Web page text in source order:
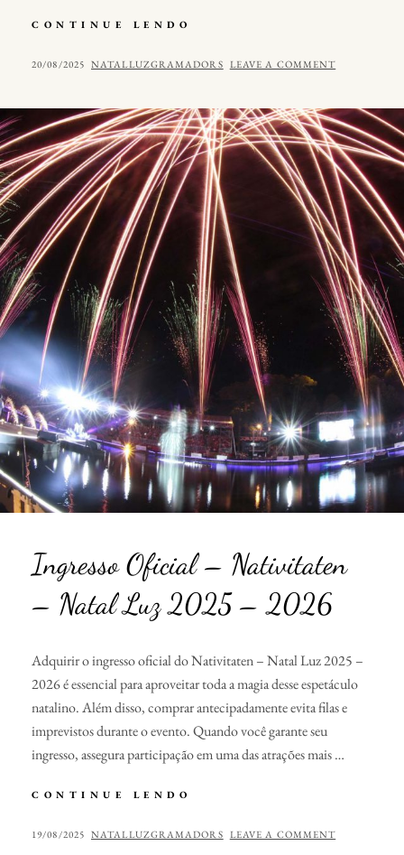
CONTINUE LENDO
PERÍODO
LUZ
DE
GRAMADO?
POSTED
20/08/2025 BY
NATALLUZGRAMADORS LEAVE A COMMENT
Ingresso Oficial – Nativitaten
– Natal Luz 2025 – 2026
Adquirir o ingresso oficial do Nativitaten – Natal Luz 2025 –
2026 é essencial para aproveitar toda a magia desse espetáculo
natalino. Além disso, comprar antecipadamente evita filas e
imprevistos durante o evento. Quando você garante seu
ingresso, assegura participação em uma das atrações mais …
CONTINUE LENDO
–
POSTED
19/08/2025 BY
NATALLUZGRAMADORS LEAVE A COMMENT